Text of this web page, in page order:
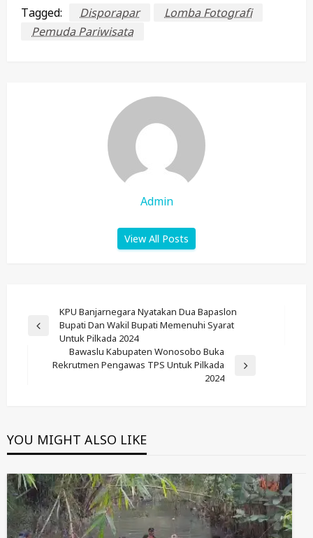
Tagged: Disporapar
Lomba Fotografi
Pemuda Pariwisata
Admin
View All Posts
Navigation
Previous
KPU Banjarnegara Nyatakan Dua Bapaslon
Bupati Dan Wakil Bupati Memenuhi Syarat
Untuk Pilkada 2024
Next
Bawaslu Kabupaten Wonosobo Buka
Rekrutmen Pengawas TPS Untuk Pilkada
2024
YOU MIGHT ALSO LIKE